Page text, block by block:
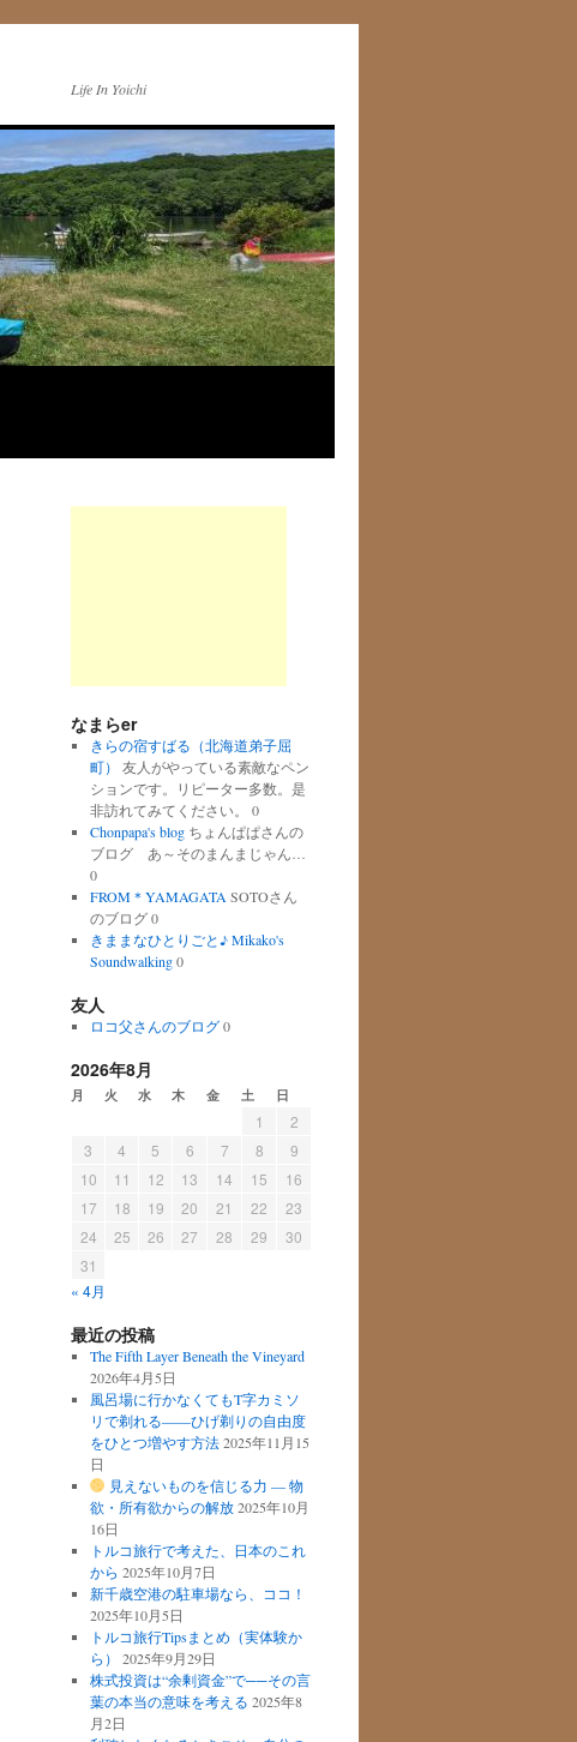
Life In Yoichi
なまらer
きらの宿すばる（北海道弟子屈
町）
友人がやっている素敵なペン
ションです。リピーター多数。是
非訪れてみてください。 0
Chonpapa's blogちょんぱぱさんの
ブログ あ～そのまんまじゃん…
0
FROM＊YAMAGATA SOTOさん
のブログ 0
きままなひとりごと♪ Mikako's
Soundwalking0
友人
ロコ父さんのブログ0
2026年8月
月 火 水 木 金 土 日
1
2
3
4 5 6 7 8
9
10
11 12 13 14 15
16
17
18 19 20 21 22
23
24
25 26 27 28 29
30
31
« 4月
最近の投稿
The Fifth Layer Beneath the Vineyard
2026年4月5日
風呂場に行かなくてもT字カミソ
リで剃れる——ひげ剃りの自由度
をひとつ増やす方法 2025年11月15
日
見えないものを信じる力 ― 物
欲・所有欲からの解放 2025年10月
16日
トルコ旅行で考えた、日本のこれ
から 2025年10月7日
新千歳空港の駐車場なら、ココ！
2025年10月5日
トルコ旅行Tipsまとめ（実体験か
ら）
2025年9月29日
株式投資は“余剰資金”で──その言
葉の本当の意味を考える 2025年8
月2日